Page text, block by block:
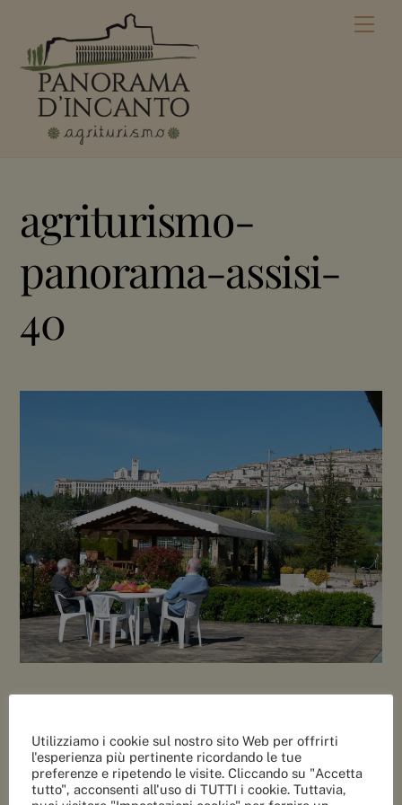
content
agriturismo-
panorama-assisi-
40
Utilizziamo i cookie sul nostro sito Web per offrirti
l'esperienza più pertinente ricordando le tue
preferenze e ripetendo le visite. Cliccando su "Accetta
tutto", acconsenti all'uso di TUTTI i cookie. Tuttavia,